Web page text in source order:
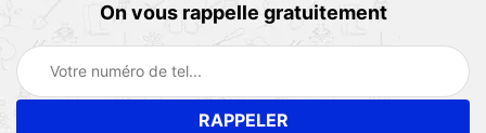
On vous rappelle gratuitement